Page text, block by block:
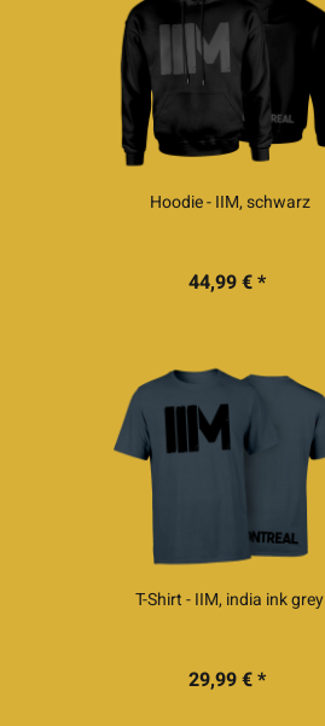
Hoodie - IIM, schwarz
44,99 € *
T-Shirt - IIM, india ink grey
29,99 € *